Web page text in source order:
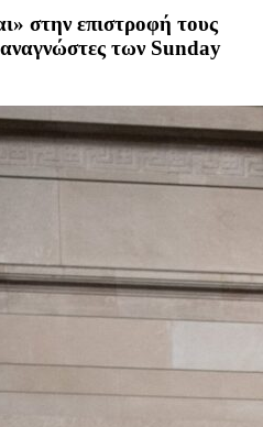
στην επιστροφή τους
των Sunday